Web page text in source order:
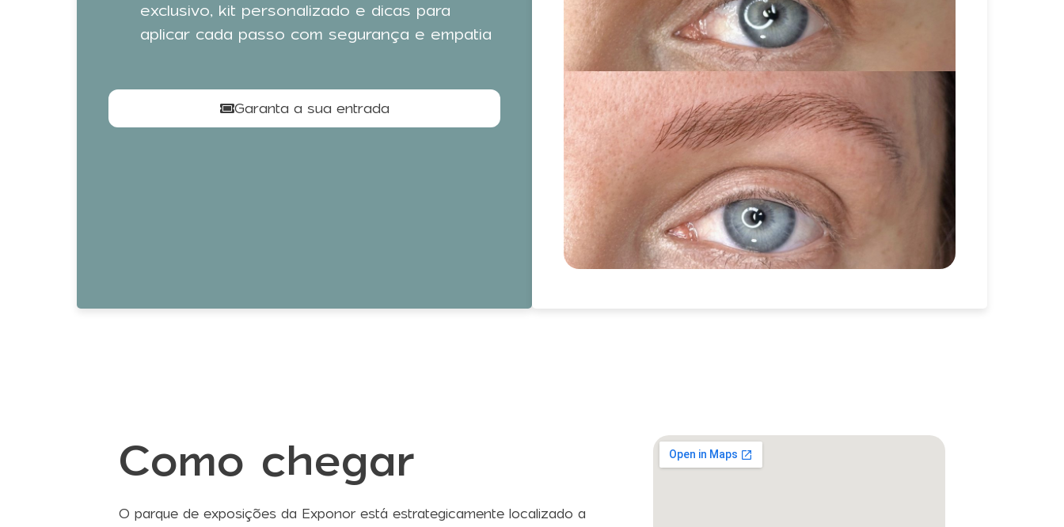
exclusivo, kit personalizado e dicas para
aplicar cada passo com segurança e empatia
Garanta a sua entrada
Como chegar
O parque de exposições da Exponor está estrategicamente localizado a